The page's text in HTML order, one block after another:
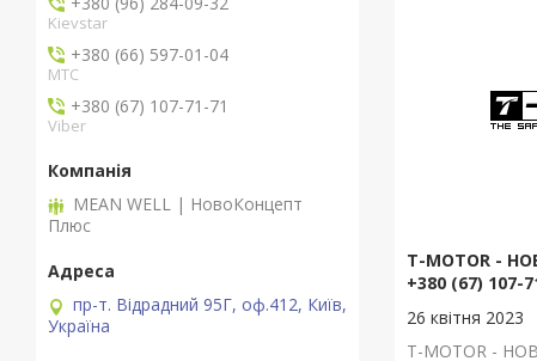
T-MOTOR -
+380 (67) 107-
26 квітня 2023
T-MOTOR -
Kievstar
+380 (66) 597-01-04
MTC
+380 (67) 107-71-71
Viber
MEAN WELL | НовоКонцепт
Плюс
пр-т. Відрадний 95Г, оф.412, Київ,
Україна